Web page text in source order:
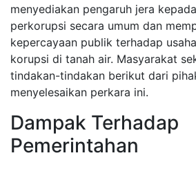
menyediakan pengaruh jera
perkorupsi secara umum dan
kepercayaan publik terhadap
korupsi di tanah air. Masyarakat
tindakan-tindakan berikut dari
menyelesaikan perkara ini.
Dampak Terhadap
Pemerintahan